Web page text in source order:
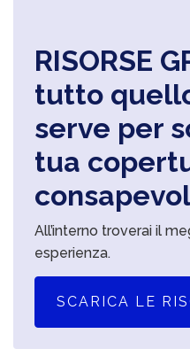
RISORSE
tutto
serve per
tua
All’interno troverai il
esperienza.
SCARICA LE